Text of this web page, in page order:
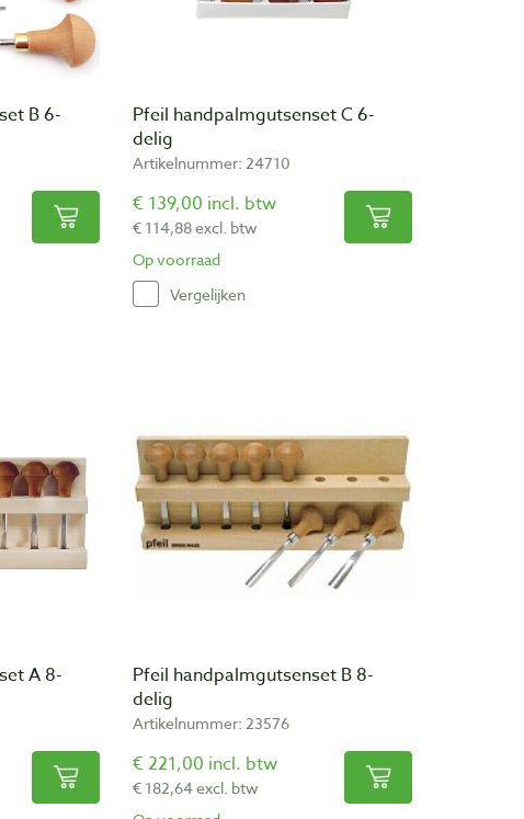
B 6-
Pfeil handpalmgutsenset C 6-
delig
Artikelnummer: 24710
€ 139,00 incl. btw
€ 114,88 excl. btw
Op voorraad
Vergelijken
A 8-
Pfeil handpalmgutsenset B 8-
delig
Artikelnummer: 23576
€ 221,00 incl. btw
€ 182,64 excl. btw